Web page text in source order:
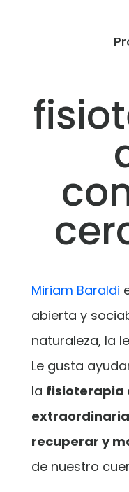
Miriam Baraldi
abierta y
naturaleza, la
Le gusta
la fisioterapia
recuperar y
de nuestro